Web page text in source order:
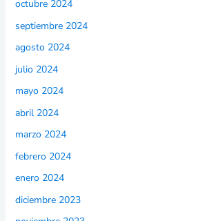
octubre 2024
septiembre 2024
agosto 2024
julio 2024
mayo 2024
abril 2024
marzo 2024
febrero 2024
enero 2024
diciembre 2023